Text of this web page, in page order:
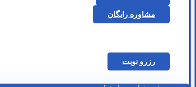
مشاوره رایگان
رزرو نوبت